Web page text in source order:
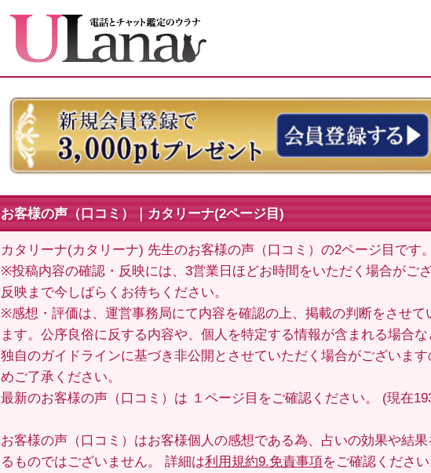
お客様の声（口コミ）｜カタリーナ(2ページ目)
カタリーナ(カタリーナ) 先生のお客様の声（口コミ）の2ページ目です。
※投稿内容の確認・反映には、3営業日ほどお時間をいただく場合がござ
反映まで今しばらくお待ちください。
※感想・評価は、運営事務局にて内容を確認の上、掲載の判断をさせて
ます。公序良俗に反する内容や、個人を特定する情報が含まれる場合な
独自のガイドラインに基づき非公開とさせていただく場合がございま
めご了承ください。
最新のお客様の声（口コミ）は １ページ目 をご確認ください。 (現在
お客様の声（口コミ）はお客様個人の感想である為、占いの効果や結果
るものではございません。 詳細は利用規約9.免責事項をご確認ください